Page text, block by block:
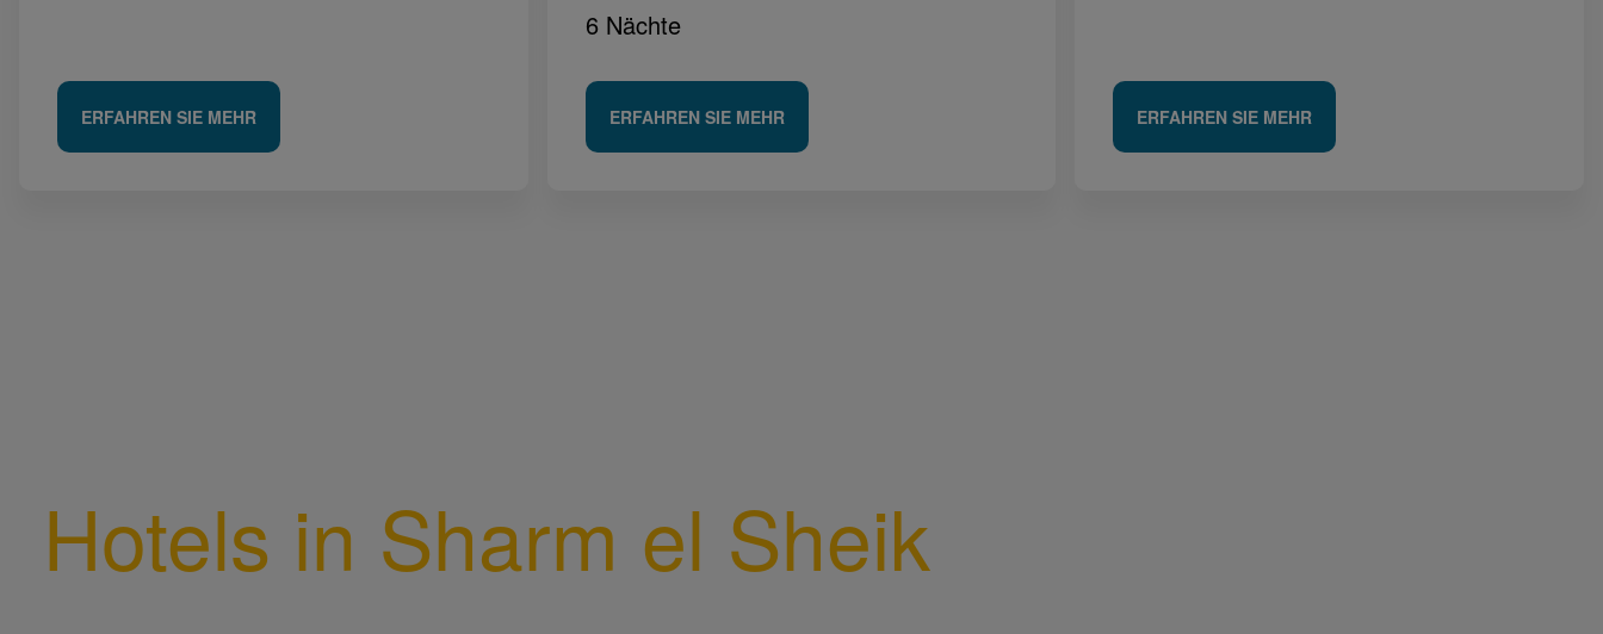
ERFAHREN SIE MEHR
6 Nächte
ERFAHREN SIE MEHR ERFAHREN SIE MEHR
Hotels in Sharm el Sheik